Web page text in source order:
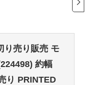
り売り販売 モ
約幅
り PRINTED